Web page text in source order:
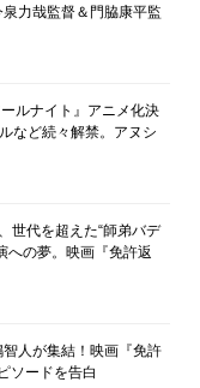
力哉監督＆門脇康平監
ルナイト』アニメ化決
など続々解禁。アヌシ
世代を超えた“師弟バデ
への夢。映画『免許返
人が集結！映画『免許
ソードを告白